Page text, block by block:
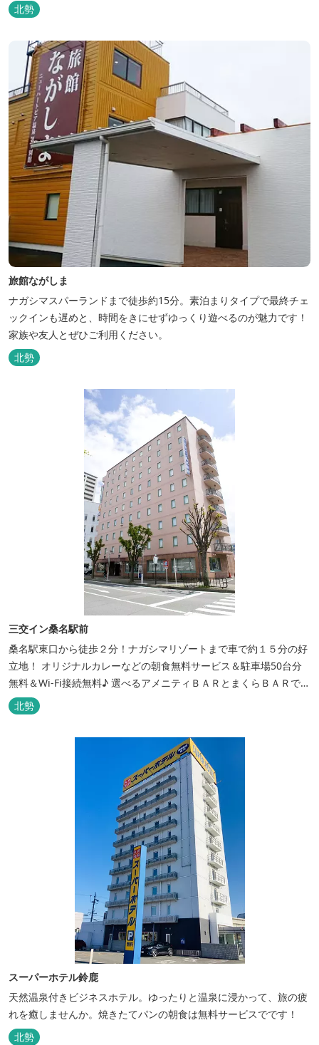
たします。
北勢
旅館ながしま
ナガシマスパーランドまで徒歩約15分。素泊まりタイプで最終チェ
ックインも遅めと、時間をきにせずゆっくり遊べるのが魅力です！
家族や友人とぜひご利用ください。
北勢
三交イン桑名駅前
桑名駅東口から徒歩２分！ナガシマリゾートまで車で約１５分の好
立地！ オリジナルカレーなどの朝食無料サービス＆駐車場50台分
無料＆Wi-Fi接続無料♪ 選べるアメニティＢＡＲとまくらＢＡＲで快
適な滞在をサポート！
北勢
スーパーホテル鈴鹿
天然温泉付きビジネスホテル。ゆったりと温泉に浸かって、旅の疲
れを癒しませんか。焼きたてパンの朝食は無料サービスでです！
北勢